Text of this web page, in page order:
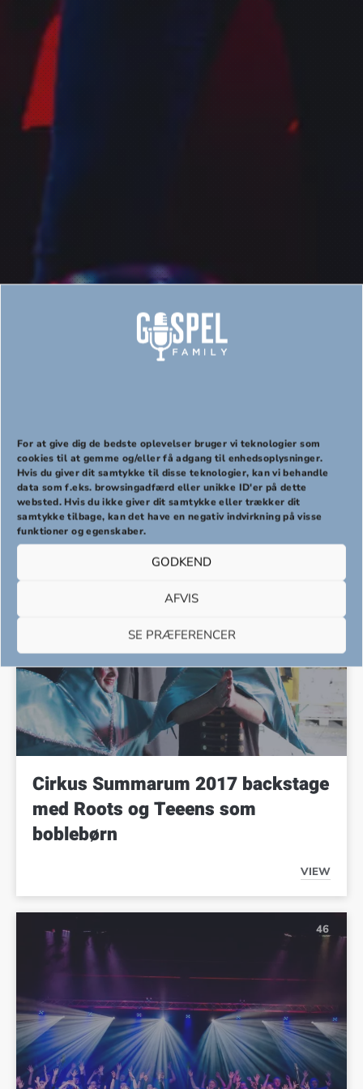
For at give dig de bedste oplevelser bruger vi teknologier som
cookies til at gemme og/eller få adgang til enhedsoplysninger.
Hvis du giver dit samtykke til disse teknologier, kan vi behandle
data som f.eks. browsingadfærd eller unikke ID'er på dette
websted. Hvis du ikke giver dit samtykke eller trækker dit
samtykke tilbage, kan det have en negativ indvirkning på visse
funktioner og egenskaber.
GODKEND
AFVIS
SE PRÆFERENCER
27
Cirkus Summarum 2017 backstage
med Roots og Teeens som
boblebørn
VIEWCIRKUS
46
PREVIOUS